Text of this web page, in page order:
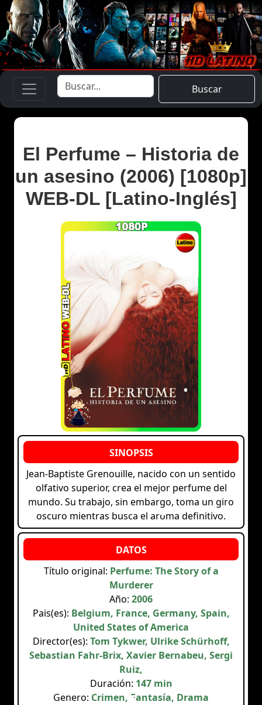
Buscar
El Perfume – Historia de
un asesino (2006) [1080p]
WEB-DL [Latino-Inglés]
Jean-Baptiste Grenouille, nacido con un sentido
olfativo superior, crea el mejor perfume del
mundo. Su trabajo, sin embargo, toma un giro
oscuro mientras busca el aroma definitivo.
Título original: Perfume: The Story of a
Murderer
Año: 2006
Pais(es): Belgium, France, Germany, Spain,
United States of America
Director(es): Tom Tykwer, Ulrike Schürhoff,
Sebastian Fahr-Brix, Xavier Bernabeu, Sergi
Ruiz,
Duración: 147 min
Genero: Crimen, Fantasía, Drama